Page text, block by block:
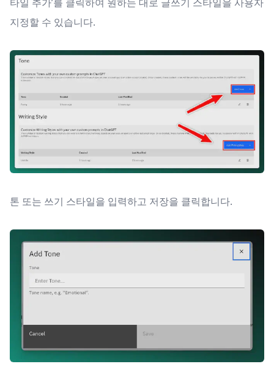
지정할 수 있습니다.
톤 또는 쓰기 스타일을 입력하고 저장을 클릭합니다.